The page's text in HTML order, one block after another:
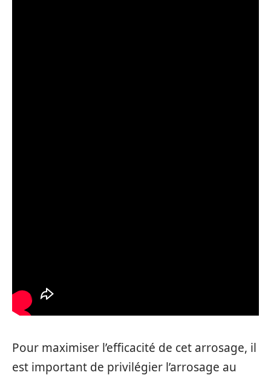
Pour maximiser l’efficacité de cet arrosage, il
est important de privilégier l’arrosage au